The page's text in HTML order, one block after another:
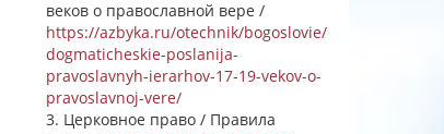
веков о православной вере /
https://azbyka.ru/otechnik/bogoslovie/
dogmaticheskie-poslanija-
pravoslavnyh-ierarhov-17-19-vekov-o-
pravoslavnoj-vere/
3. Церковное право / Правила